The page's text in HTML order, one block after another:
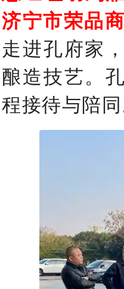
济宁市荣品
走进孔府家
酿造技艺。
程接待与陪